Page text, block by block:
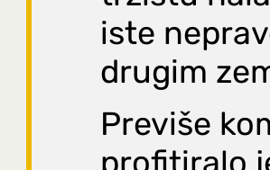
iste
drugim
Previše